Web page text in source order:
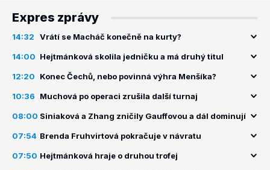
Expres zprávy
14:32 Vrátí se Macháč konečně na kurty?
14:00 Hejtmánková skolila jedničku a má druhý titul
12:20 Konec Čechů, nebo povinná výhra Menšíka?
10:36 Muchová po operaci zrušila další turnaj
08:00 Siniaková a Zhang zničily Gauffovou a dál dominují
07:54 Brenda Fruhvirtová pokračuje v návratu
07:50 Hejtmánková hraje o druhou trofej